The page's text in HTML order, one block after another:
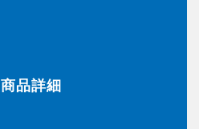
商品詳細